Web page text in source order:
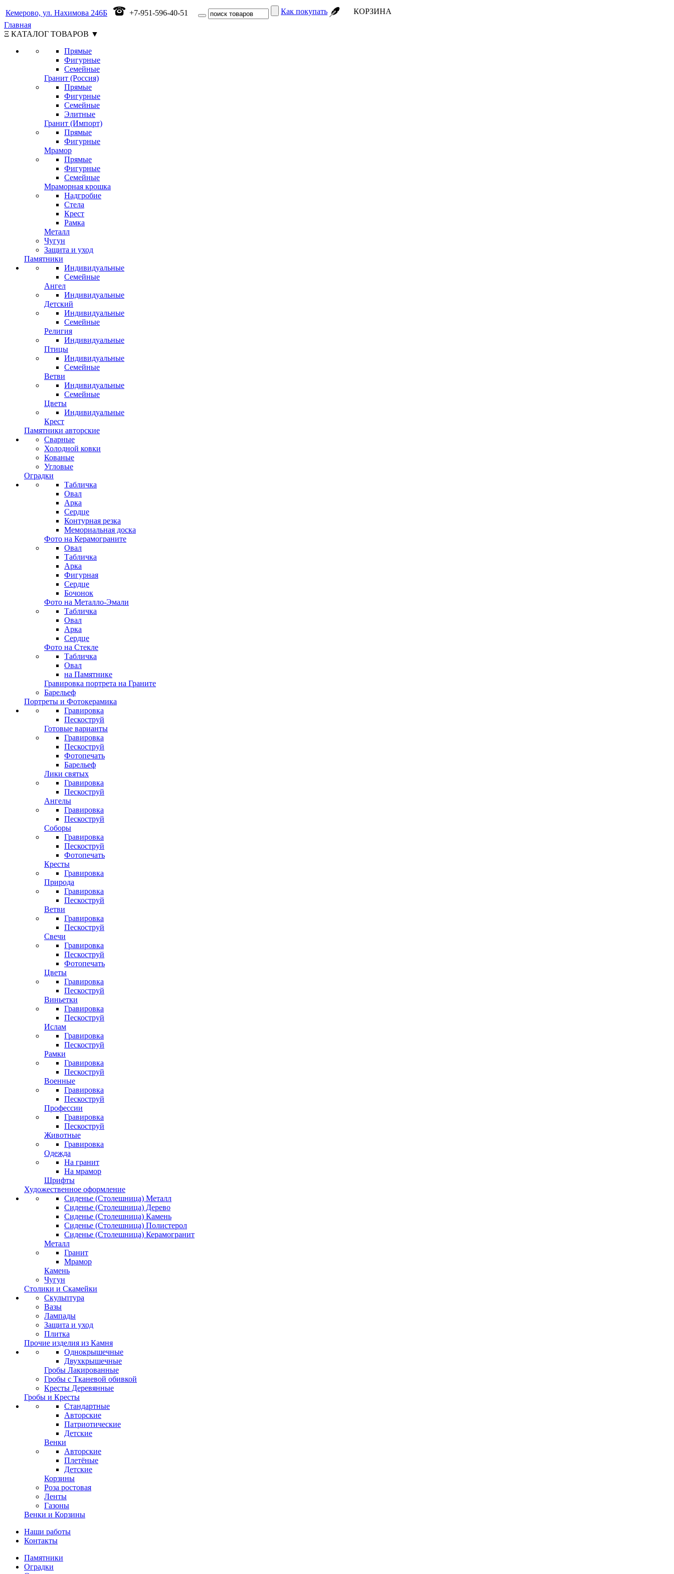
Кемерово, ул. Нахимова 246Б +7-951-596-40-51 Как покупать
КОРЗИНА
Главная
Ξ КАТАЛОГ ТОВАРОВ ▼
Прямые
Фигурные
Семейные
Гранит (Россия)
Прямые
Фигурные
Семейные
Элитные
Гранит (Импорт)
Прямые
Фигурные
Мрамор
Прямые
Фигурные
Семейные
Мраморная крошка
Надгробие
Стела
Крест
Рамка
Металл
Чугун
Защита и уход
Памятники
Индивидуальные
Семейные
Ангел
Индивидуальные
Детский
Индивидуальные
Семейные
Религия
Индивидуальные
Птицы
Индивидуальные
Семейные
Ветви
Индивидуальные
Семейные
Цветы
Индивидуальные
Крест
Памятники авторские
Сварные
Холодной ковки
Кованые
Угловые
Оградки
Табличка
Овал
Арка
Сердце
Контурная резка
Мемориальная доска
Фото на Керамограните
Овал
Табличка
Арка
Фигурная
Сердце
Бочонок
Фото на Металло-Эмали
Табличка
Овал
Арка
Сердце
Фото на Стекле
Табличка
Овал
на Памятнике
Гравировка портрета на Граните
Барельеф
Портреты и Фотокерамика
Гравировка
Пескоструй
Готовые варианты
Гравировка
Пескоструй
Фотопечать
Барельеф
Лики святых
Гравировка
Пескоструй
Ангелы
Гравировка
Пескоструй
Соборы
Гравировка
Пескоструй
Фотопечать
Кресты
Гравировка
Природа
Гравировка
Пескоструй
Ветви
Гравировка
Пескоструй
Свечи
Гравировка
Пескоструй
Фотопечать
Цветы
Гравировка
Пескоструй
Виньетки
Гравировка
Пескоструй
Ислам
Гравировка
Пескоструй
Рамки
Гравировка
Пескоструй
Военные
Гравировка
Пескоструй
Профессии
Гравировка
Пескоструй
Животные
Гравировка
Одежда
На гранит
На мрамор
Шрифты
Художественное оформление
Сиденье (Столешница) Металл
Сиденье (Столешница) Дерево
Сиденье (Столешница) Камень
Сиденье (Столешница) Полистерол
Сиденье (Столешница) Керамогранит
Металл
Гранит
Мрамор
Камень
Чугун
Столики и Скамейки
Скульптура
Вазы
Лампады
Защита и уход
Плитка
Прочие изделия из Камня
Однокрышечные
Двухкрышечные
Гробы Лакированные
Гробы с Тканевой обивкой
Кресты Деревянные
Гробы и Кресты
Стандартные
Авторские
Патриотические
Детские
Венки
Авторские
Плетёные
Детские
Корзины
Роза ростовая
Ленты
Газоны
Венки и Корзины
Наши работы
Контакты
Памятники
Оградки